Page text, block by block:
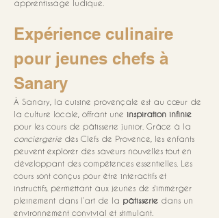
apprentissage ludique.
Expérience culinaire
pour jeunes chefs à
Sanary
À Sanary, la cuisine provençale est au cœur de
la culture locale, offrant une inspiration infinie
pour les cours de pâtisserie junior. Grâce à la
conciergerie des Clefs de Provence, les enfants
peuvent explorer des saveurs nouvelles tout en
développant des compétences essentielles. Les
cours sont conçus pour être interactifs et
instructifs, permettant aux jeunes de s'immerger
pleinement dans l’art de la pâtisserie dans un
environnement convivial et stimulant.